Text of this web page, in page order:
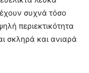
συχνά τόσο
περιεκτικότητα
σκληρά και ανιαρά